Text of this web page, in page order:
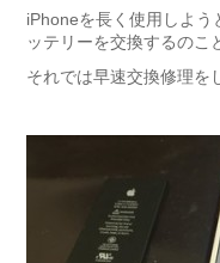
iPhoneを長く使用しよ
ッテリーを交換するのこ
それでは早速交換修理を